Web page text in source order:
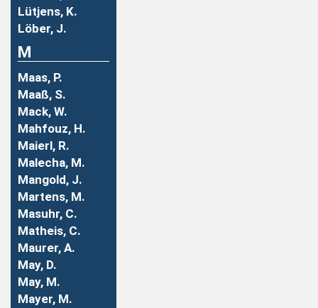
Lütjens, K.
Löber, J.
M
Maas, P.
Maaß, S.
Mack, W.
Mahfouz, H.
Maierl, R.
Malecha, M.
Mangold, J.
Martens, M.
Masuhr, C.
Matheis, C.
Maurer, A.
May, D.
May, M.
Mayer, M.